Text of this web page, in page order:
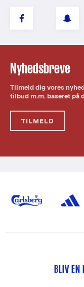
Nyhedsbreve
Tilmeld dig vores
tilbud m.m. baseret på
TILMELD
BLIV EN